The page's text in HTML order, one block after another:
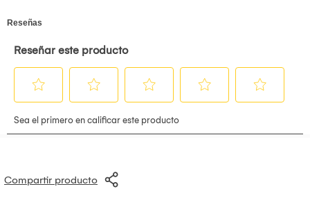
Compartir producto